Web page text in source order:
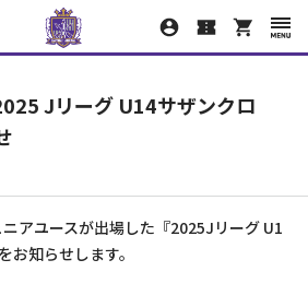
Jリーグ U14サザンクロ
アユースが出場した『2025Jリーグ U1
お知らせします。